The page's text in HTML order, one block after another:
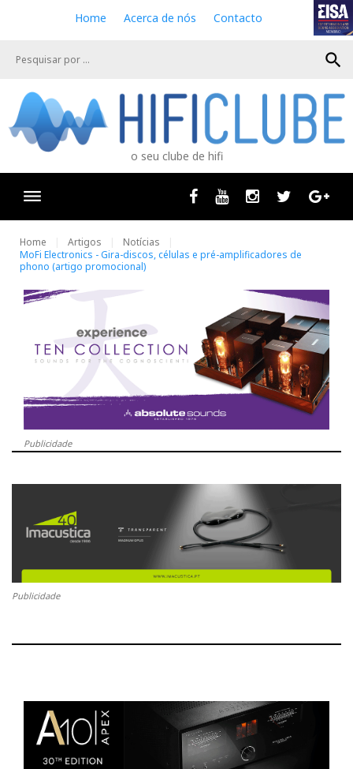
e
Home Acerca de nós Contacto
search
o seu clube de hifi
Facebook
Youtube InstagramTwitter
Home Artigos
Notícias
MoFi Electronics - Gira-discos, células e pré-amplificadores de
phono (artigo promocional)
Publicidade
Publicidade